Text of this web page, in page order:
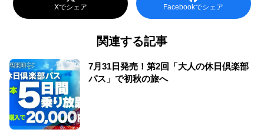
Xでシェア Facebookでシェア
関連する記事
7月31日発売！第2回「大人の休日倶楽部
パス」で初秋の旅へ